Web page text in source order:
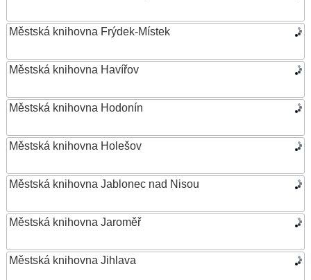
Městská knihovna Frýdek-Místek
Městská knihovna Havířov
Městská knihovna Hodonín
Městská knihovna Holešov
Městská knihovna Jablonec nad Nisou
Městská knihovna Jaroměř
Městská knihovna Jihlava